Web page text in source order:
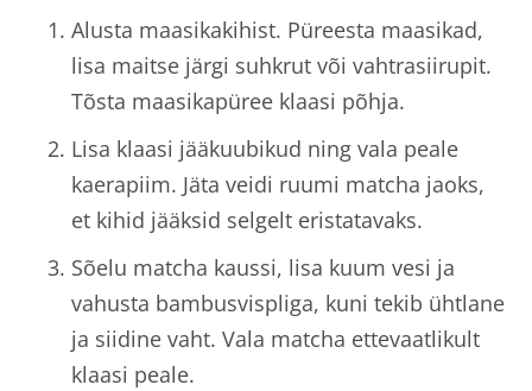
Alusta maasikakihist. Püreesta maasikad,
lisa maitse järgi suhkrut või vahtrasiirupit.
Tõsta maasikapüree klaasi põhja.
Lisa klaasi jääkuubikud ning vala peale
kaerapiim. Jäta veidi ruumi matcha jaoks,
et kihid jääksid selgelt eristatavaks.
Sõelu matcha kaussi, lisa kuum vesi ja
vahusta bambusvispliga, kuni tekib ühtlane
ja siidine vaht. Vala matcha ettevaatlikult
klaasi peale.